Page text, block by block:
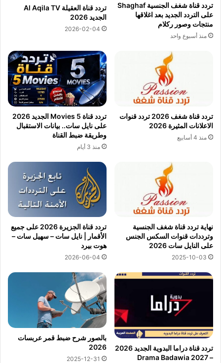
تردد قناة شغف الجنسية Shaghaf
على التردد الجديد بعد اغلاقها
منتجات وصور ركلام
منذ أسبوع واحد
تردد قناة العقيلة Al Aqila TV
الجديد 2026
2026-02-04
تردد قناة شغف 2026 تردد قنوات
الاعلانات المثيرة 2026
منذ 4 أسابيع
تردد قناة 5 Movies الجديد 2026
على نايل سات.. بيانات الاستقبال
وطريقة ضبط القناة
منذ 3 أيام
نهاية تردد قناة شغف الجنسية
وترددات قنوات السكس الجنس
على النايل سات 2026
2025-10-03
تردد قناة الجزيرة 2026 على جميع
الأقمار | نايل سات – سهيل سات –
هوت بيرد
2026-06-04
تردد قناة دراما البدوية الجديد 2026
– Drama Badawia 2027
بالصور شرح ضبط قمر عربسات
2026
2025-12-31